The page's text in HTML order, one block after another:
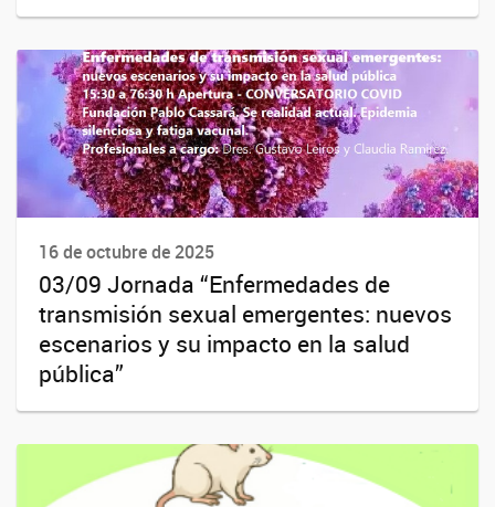
16 de octubre de 2025
03/09 Jornada “Enfermedades de
transmisión sexual emergentes: nuevos
escenarios y su impacto en la salud
pública”